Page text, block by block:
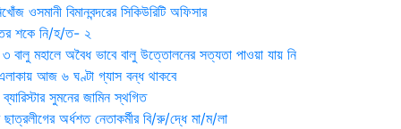
ওসমানী বিমানবন্দরের সিকিউরিটি অফিসার
শকে নি/হ/ত- ২
বালু মহালে অবৈধ ভাবে বালু উত্তোলনের সত্যতা পাওয়া যায় নি
আজ ৬ ঘণ্টা গ্যাস বন্ধ থাকবে
সুমনের জামিন স্থগিত
ছাত্রলীগের অর্ধশত নেতাকর্মীর বি/রু/দ্ধে মা/ম/লা